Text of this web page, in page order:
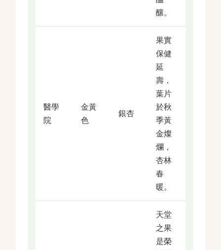
釀。
醫學
院
金黃
色
銀杏
果實
保健
延
壽，
葉片
於秋
季黃
金燦
爛，
杏林
春
暖。
天堂
之果
是榮